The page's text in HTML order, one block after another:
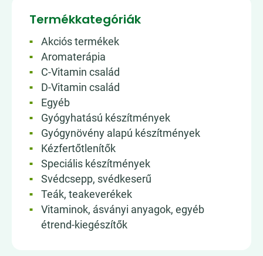
Termékkategóriák
Akciós termékek
Aromaterápia
C-Vitamin család
D-Vitamin család
Egyéb
Gyógyhatású készítmények
Gyógynövény alapú készítmények
Kézfertőtlenítők
Speciális készítmények
Svédcsepp, svédkeserű
Teák, teakeverékek
Vitaminok, ásványi anyagok, egyéb
étrend-kiegészítők